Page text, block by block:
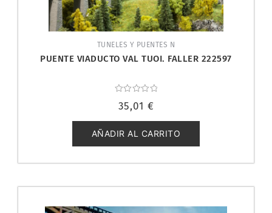
TUNELES Y PUENTES N
PUENTE VIADUCTO VAL TUOI. FALLER 222597
con
de
5
35,01 €
AÑADIR AL CARRITO